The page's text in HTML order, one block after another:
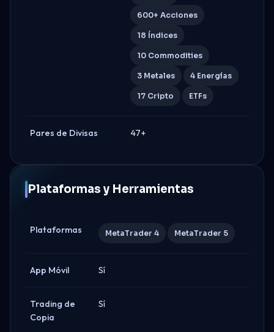
600+ Acciones
18 Índices
10 Commodities
3 Metales 4 Energías
17 Cripto ETFs
Pares de Divisas 47+
Plataformas y Herramientas
Plataformas MetaTrader 4 MetaTrader 5
App Móvil Sí
Trading de
Copia
Sí